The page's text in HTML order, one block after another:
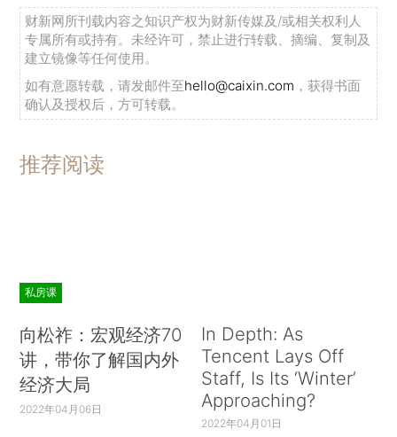
财新网所刊载内容之知识产权为财新传媒及/或相关权利人
专属所有或持有。未经许可，禁止进行转载、摘编、复制及
建立镜像等任何使用。
如有意愿转载，请发邮件至hello@caixin.com ，获得书面
确认及授权后，方可转载。
推荐阅读
私房课
向松祚：宏观经济70
讲，带你了解国内外
经济大局
2022年04月06日
In Depth: As
Tencent Lays Off
Staff, Is Its ‘Winter’
Approaching?
2022年04月01日